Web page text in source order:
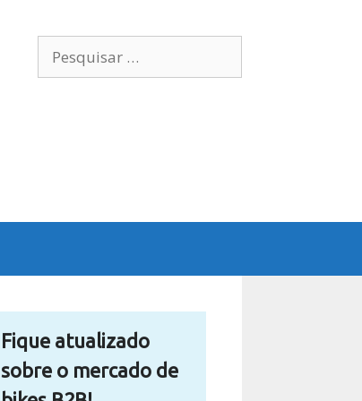
por:
Fique atualizado
sobre o mercado de